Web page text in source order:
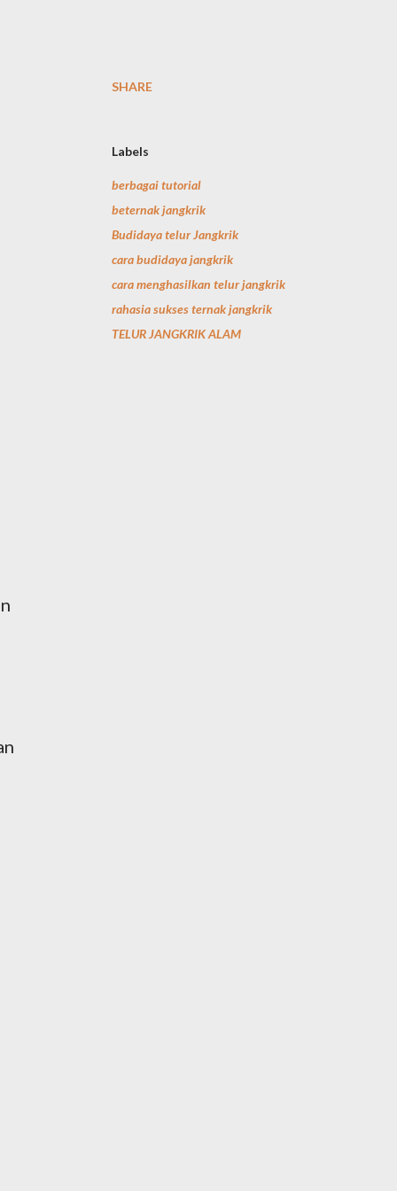
SHARE
Labels
berbagai tutorial
beternak jangkrik
Budidaya telur Jangkrik
cara budidaya jangkrik
cara menghasilkan telur jangkrik
rahasia sukses ternak jangkrik
TELUR JANGKRIK ALAM